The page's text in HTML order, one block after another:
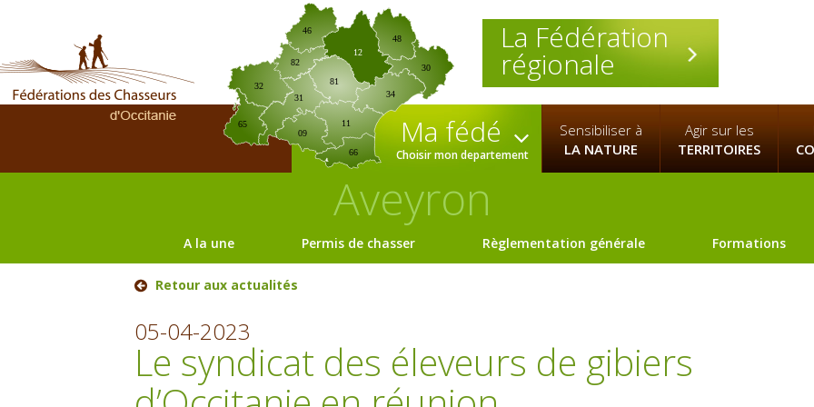
La Fédération
régionale
09
12
30
31
32
34
46
65
66
81
82
11
48
Ma fédé
Choisir mon departement
Sensibiliser à
LA NATURE
Agir sur les
TERRITOIRES
Aveyron
A la une Permis de chasser Règlementation générale Formations
Retour aux actualités
05-04-2023
Le syndicat des éleveurs de gibiers